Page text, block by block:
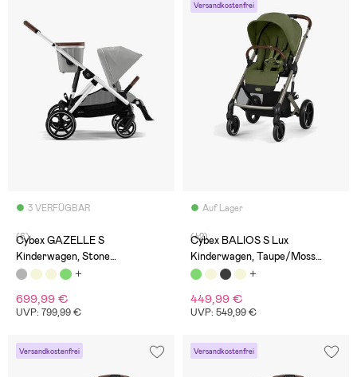
3 VERFÜGBAR
(6)
Cybex GAZELLE S
Kinderwagen, Stone
Grey/Silver
699,99 €
UVP: 799,99 €
Versandkostenfrei
Auf Lager
(42)
Cybex BALIOS S Lux
Kinderwagen, Taupe/Moss
Green
449,99 €
UVP: 549,99 €
Versandkostenfrei Versandkostenfrei